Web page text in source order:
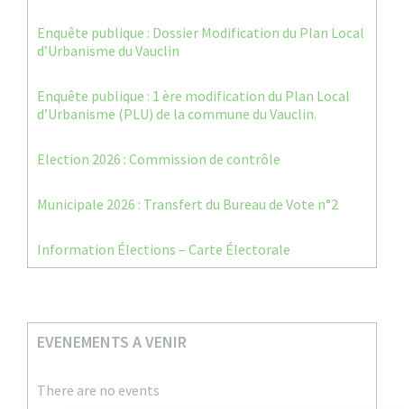
Enquête publique : Dossier Modification du Plan Local
d’Urbanisme du Vauclin
Enquête publique : 1 ère modification du Plan Local
d’Urbanisme (PLU) de la commune du Vauclin.
Election 2026 : Commission de contrôle
Municipale 2026 : Transfert du Bureau de Vote n°2
Information Élections – Carte Électorale
EVENEMENTS A VENIR
There are no events